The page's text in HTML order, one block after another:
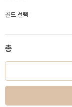
골드 선택
총